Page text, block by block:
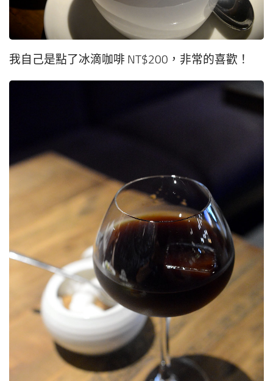
我自己是點了冰滴咖啡 NT$200，非常的喜歡！